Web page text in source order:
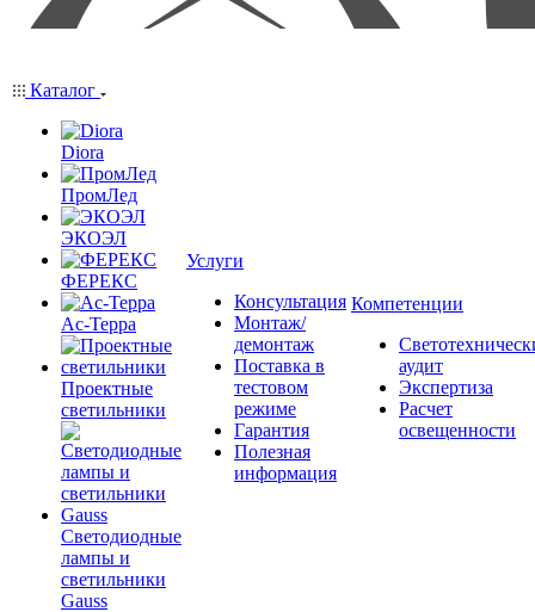
Каталог
Diora
ПромЛед
ЭКОЭЛ
ФЕРЕКС
Ас-Терра
Проектные
светильники
Светодиодные
лампы и
светильники
Gauss
Услуги
Консультация
Монтаж/
демонтаж
Поставка в
тестовом
режиме
Гарантия
Полезная
информация
Компетенции
аудит
Экспертиза
Расчет
освещенности